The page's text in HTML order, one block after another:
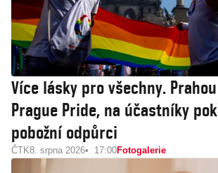
Více lásky pro všechny.
Prague Pride, na účastníky
pobožní odpůrci
ČTK8. srpna 2026 17:00Fotogalerie